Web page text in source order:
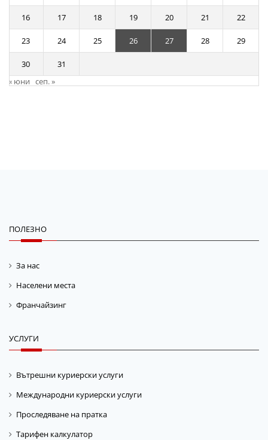
16 17 18 19 20 21 22
23 24 25 26 27 28 29
30
31
« юни сеп. »
ПОЛЕЗНО
За нас
Населени места
Франчайзинг
УСЛУГИ
Вътрешни куриерски услуги
Международни куриерски услуги
Проследяване на пратка
Тарифен калкулатор